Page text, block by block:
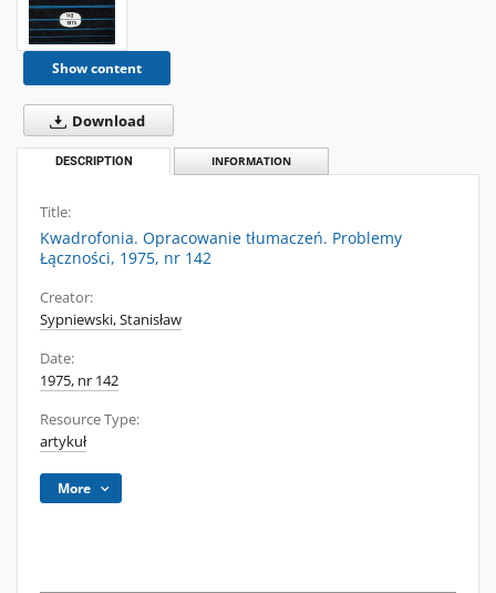
Show content
Download
DESCRIPTION INFORMATION
Title:
Kwadrofonia. Opracowanie tłumaczeń. Problemy
Łączności, 1975, nr 142
Creator:
Sypniewski, Stanisław
Date:
1975, nr 142
Resource Type:
artykuł
More